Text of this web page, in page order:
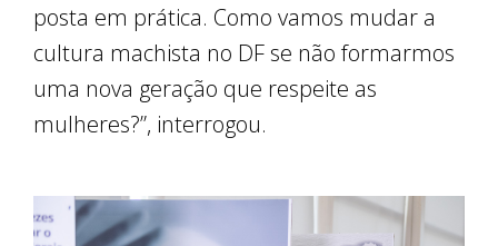
posta em prática. Como vamos mudar a
cultura machista no DF se não formarmos
uma nova geração que respeite as
mulheres?”, interrogou.